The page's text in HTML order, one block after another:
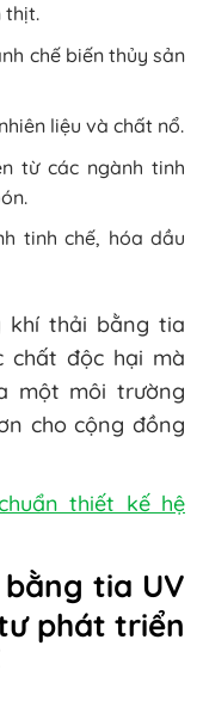
thịt.
chế biến thủy sản
liệu và chất nổ.
từ các ngành tinh
tinh chế, hóa dầu
khí thải bằng tia
chất độc hại mà
một môi trường
cho cộng đồng
thiết kế hệ
tia UV
phát triển